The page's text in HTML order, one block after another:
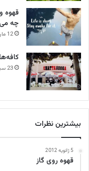
قهوه
چه
12 مارس 2019
23 سپتامبر 2021
بیشترین نظرات
5 ژانویه 2012
قهوه روی گاز